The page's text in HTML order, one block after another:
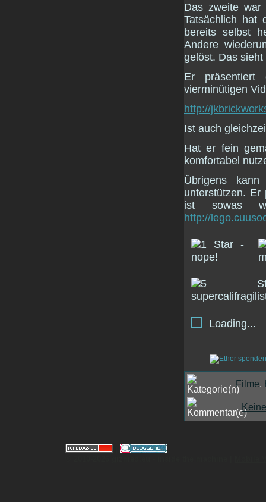
Das zweite war
Tatsächlich hat
bereits selbst
Andere
gelöst. Das
Er
vierminütigen
http://
Ist auch
Hat er fein
komfortabel
Übrigens
unterstützen.
ist sowas
http://
Loading...
Filme,